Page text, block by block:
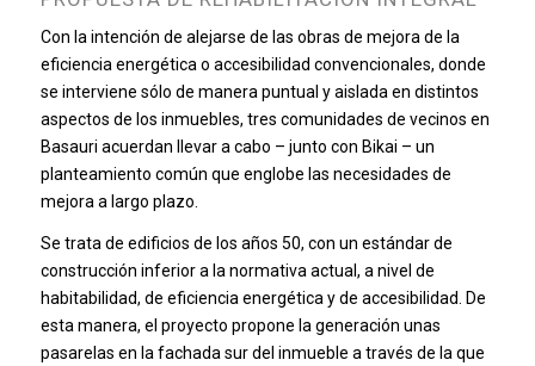
Con la intención de alejarse de las obras de mejora de la
eficiencia energética o accesibilidad convencionales, donde
se interviene sólo de manera puntual y aislada en distintos
aspectos de los inmuebles, tres comunidades de vecinos en
Basauri acuerdan llevar a cabo – junto con Bikai – un
planteamiento común que englobe las necesidades de
mejora a largo plazo.
Se trata de edificios de los años 50, con un estándar de
construcción inferior a la normativa actual, a nivel de
habitabilidad, de eficiencia energética y de accesibilidad. De
esta manera, el proyecto propone la generación unas
pasarelas en la fachada sur del inmueble a través de la que